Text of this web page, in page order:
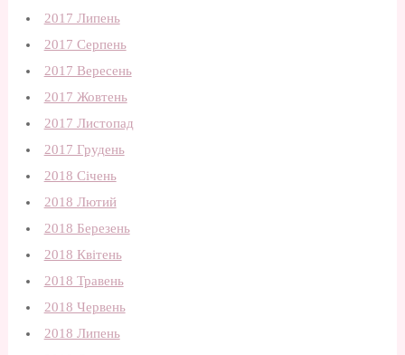
2017 Липень
2017 Серпень
2017 Вересень
2017 Жовтень
2017 Листопад
2017 Грудень
2018 Січень
2018 Лютий
2018 Березень
2018 Квітень
2018 Травень
2018 Червень
2018 Липень